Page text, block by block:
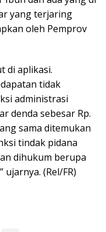
yang terjaring
oleh Pemprov
di aplikasi.
tidak
administrasi
denda sebesar Rp.
sama ditemukan
tindak pidana
dihukum berupa
(Rel/FR)